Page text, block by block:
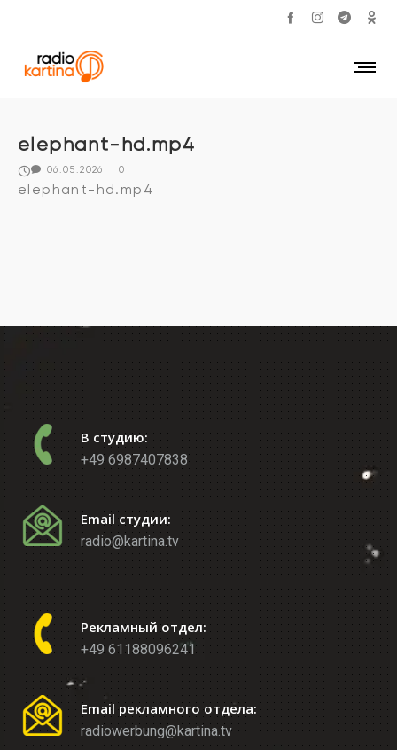
elephant-hd.mp4
06.05.2026 0
elephant-hd.mp4
В студию:
+49 6987407838
Email студии:
radio@kartina.tv
Рекламный отдел:
+49 61188096241
Email рекламного отдела:
radiowerbung@kartina.tv